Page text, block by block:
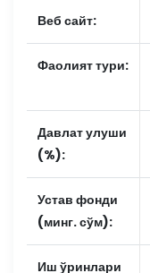
Веб сайт:
Фаолият тури:
Давлат улуши
(%):
Устав фонди
(минг. сўм):
Иш ўринлари